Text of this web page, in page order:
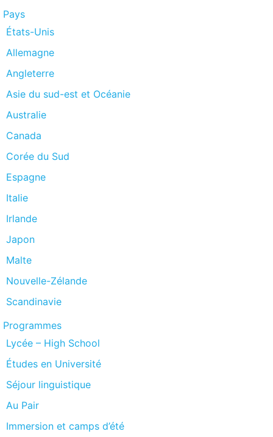
Pays
États-Unis
Allemagne
Angleterre
Asie du sud-est et Océanie
Australie
Canada
Corée du Sud
Espagne
Italie
Irlande
Japon
Malte
Nouvelle-Zélande
Scandinavie
Programmes
Lycée – High School
Études en Université
Séjour linguistique
Au Pair
Immersion et camps d’été